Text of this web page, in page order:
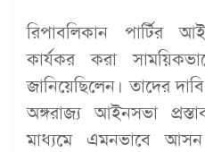
রিপাবলিকান পার্টির
কার্যকর করা
জানিয়েছিলেন। তাদের
অঙ্গরাজ্য আইনসভা
মাধ্যমে এমনভাবে আসন